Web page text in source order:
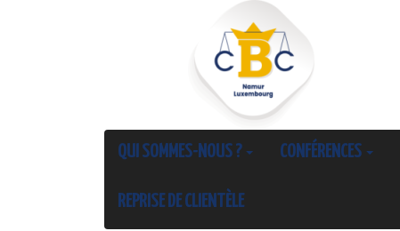
QUI SOMMES-NOUS ? CONFÉRENCES
REPRISE DE CLIENTÈLE